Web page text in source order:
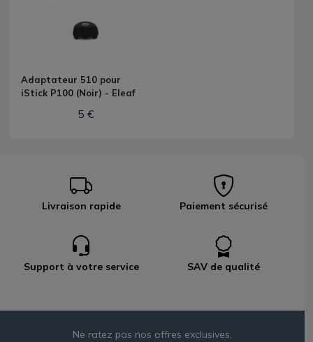
Adaptateur 510 pour
iStick P100 (Noir) - Eleaf
5 €
Livraison rapide Paiement sécurisé
Support à votre service SAV de qualité
Ne ratez pas nos offres exclusives,